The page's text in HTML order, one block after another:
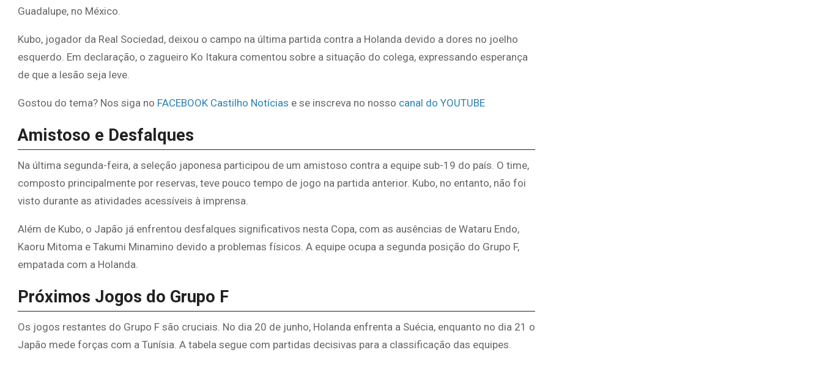
Guadalupe, no México.
Kubo, jogador da Real Sociedad, deixou o campo na última partida contra a Holanda devido a dores no joelho
esquerdo. Em declaração, o zagueiro Ko Itakura comentou sobre a situação do colega, expressando esperança
de que a lesão seja leve.
Gostou do tema? Nos siga no FACEBOOK Castilho Notícias e se inscreva no nosso canal do YOUTUBE
Amistoso e Desfalques
Na última segunda-feira, a seleção japonesa participou de um amistoso contra a equipe sub-19 do país. O time,
composto principalmente por reservas, teve pouco tempo de jogo na partida anterior. Kubo, no entanto, não foi
visto durante as atividades acessíveis à imprensa.
Além de Kubo, o Japão já enfrentou desfalques significativos nesta Copa, com as ausências de Wataru Endo,
Kaoru Mitoma e Takumi Minamino devido a problemas físicos. A equipe ocupa a segunda posição do Grupo F,
empatada com a Holanda.
Próximos Jogos do Grupo F
Os jogos restantes do Grupo F são cruciais. No dia 20 de junho, Holanda enfrenta a Suécia, enquanto no dia 21 o
Japão mede forças com a Tunísia. A tabela segue com partidas decisivas para a classificação das equipes.